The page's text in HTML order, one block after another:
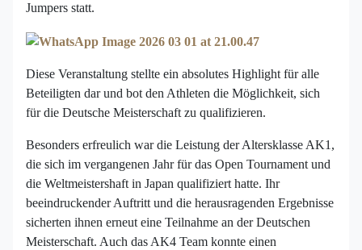
Jumpers statt.
Diese Veranstaltung stellte ein absolutes Highlight für alle
Beteiligten dar und bot den Athleten die Möglichkeit, sich
für die Deutsche Meisterschaft zu qualifizieren.
Besonders erfreulich war die Leistung der Altersklasse AK1,
die sich im vergangenen Jahr für das Open Tournament und
die Weltmeistershaft in Japan qualifiziert hatte. Ihr
beeindruckender Auftritt und die herausragenden Ergebnisse
sicherten ihnen erneut eine Teilnahme an der Deutschen
Meisterschaft. Auch das AK4 Team konnte einen